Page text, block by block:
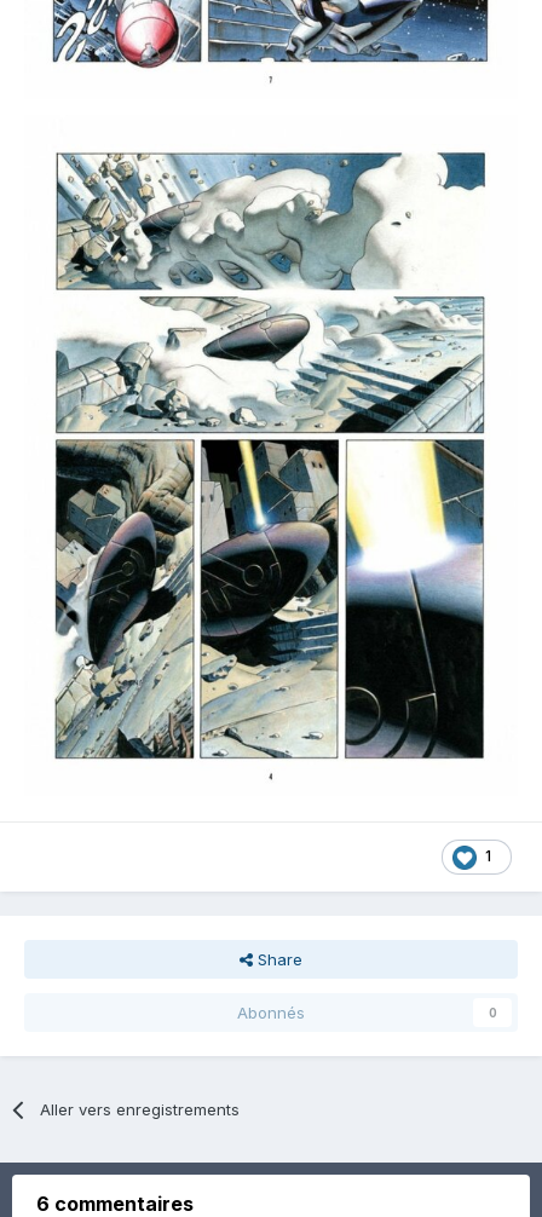
1
Share
Abonnés 0
Aller vers enregistrements
6 commentaires